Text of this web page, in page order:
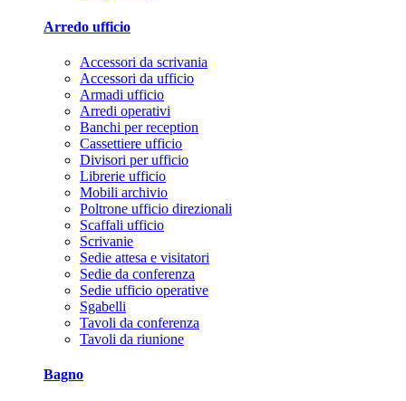
Arredo ufficio
Accessori da scrivania
Accessori da ufficio
Armadi ufficio
Arredi operativi
Banchi per reception
Cassettiere ufficio
Divisori per ufficio
Librerie ufficio
Mobili archivio
Poltrone ufficio direzionali
Scaffali ufficio
Scrivanie
Sedie attesa e visitatori
Sedie da conferenza
Sedie ufficio operative
Sgabelli
Tavoli da conferenza
Tavoli da riunione
Bagno